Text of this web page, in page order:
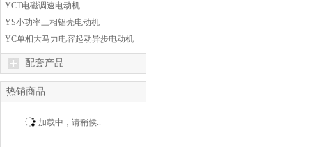
YCT电磁调速电动机
YS小功率三相铝壳电动机
YC单相大马力电容起动异步电动机
配套产品
热销商品
加载中，请稍候..